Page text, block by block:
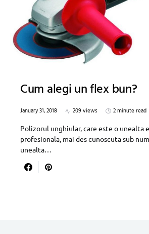
Cum alegi un flex bun?
January 31, 2018 209 views
2 minute read
Polizorul unghiular, care este o unealta
profesionala, mai des cunoscuta sub
unealta…